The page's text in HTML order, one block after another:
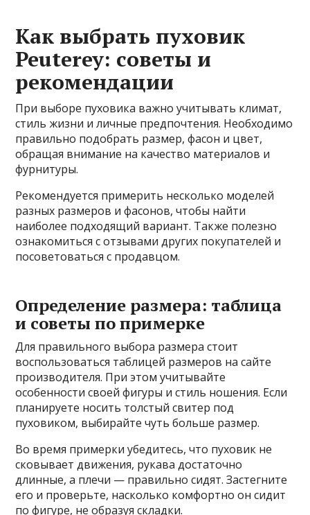
Как выбрать пуховик
Peuterey: советы и
рекомендации
При выборе пуховика важно учитывать климат,
стиль жизни и личные предпочтения. Необходимо
правильно подобрать размер, фасон и цвет,
обращая внимание на качество материалов и
фурнитуры.
Рекомендуется примерить несколько моделей
разных размеров и фасонов, чтобы найти
наиболее подходящий вариант. Также полезно
ознакомиться с отзывами других покупателей и
посоветоваться с продавцом.
Определение размера: таблица
и советы по примерке
Для правильного выбора размера стоит
воспользоваться таблицей размеров на сайте
производителя. При этом учитывайте
особенности своей фигуры и стиль ношения. Если
планируете носить толстый свитер под
пуховиком, выбирайте чуть больше размер.
Во время примерки убедитесь, что пуховик не
сковывает движения, рукава достаточно
длинные, а плечи — правильно сидят. Застегните
его и проверьте, насколько комфортно он сидит
по фигуре, не образуя складки.